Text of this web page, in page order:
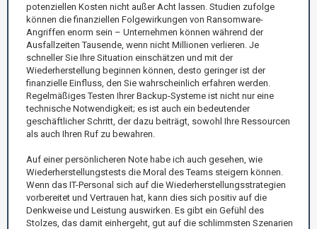
potenziellen Kosten nicht außer Acht lassen. Studien zufolge
können die finanziellen Folgewirkungen von Ransomware-
Angriffen enorm sein – Unternehmen können während der
Ausfallzeiten Tausende, wenn nicht Millionen verlieren. Je
schneller Sie Ihre Situation einschätzen und mit der
Wiederherstellung beginnen können, desto geringer ist der
finanzielle Einfluss, den Sie wahrscheinlich erfahren werden.
Regelmäßiges Testen Ihrer Backup-Systeme ist nicht nur eine
technische Notwendigkeit; es ist auch ein bedeutender
geschäftlicher Schritt, der dazu beiträgt, sowohl Ihre Ressourcen
als auch Ihren Ruf zu bewahren.
Auf einer persönlicheren Note habe ich auch gesehen, wie
Wiederherstellungstests die Moral des Teams steigern können.
Wenn das IT-Personal sich auf die Wiederherstellungsstrategien
vorbereitet und Vertrauen hat, kann dies sich positiv auf die
Denkweise und Leistung auswirken. Es gibt ein Gefühl des
Stolzes, das damit einhergeht, gut auf die schlimmsten Szenarien